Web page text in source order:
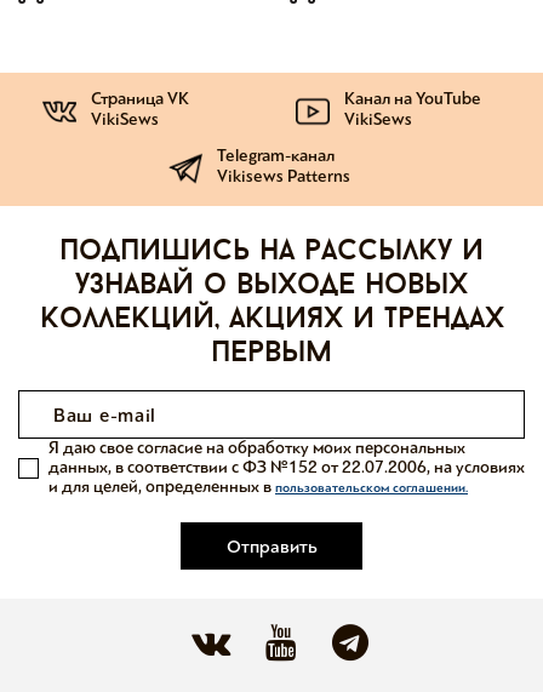
Страница VK
VikiSews
Канал на YouTube
VikiSews
Telegram-канал
Vikisews Patterns
Подпишись на рассылку и
узнавай о выходе новых
коллекций, акциях и трендах
первым
Отправить
Я даю свое согласие на обработку моих персональных
данных, в соответствии с ФЗ №152 от 22.07.2006, на условиях
и для целей, определенных в пользовательском соглашении.